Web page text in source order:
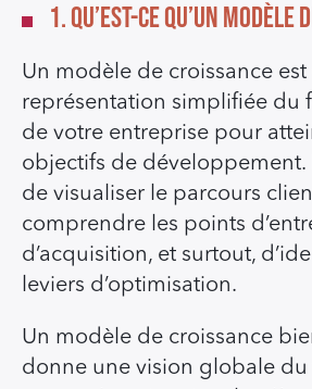
1. Qu’est-ce qu’un modèle
Un modèle de croissance est
représentation simplifiée du
de votre entreprise pour
objectifs de développement.
de visualiser le parcours
comprendre les points
d’acquisition, et surtout,
leviers d’optimisation.
Un modèle de croissance
donne une vision globale